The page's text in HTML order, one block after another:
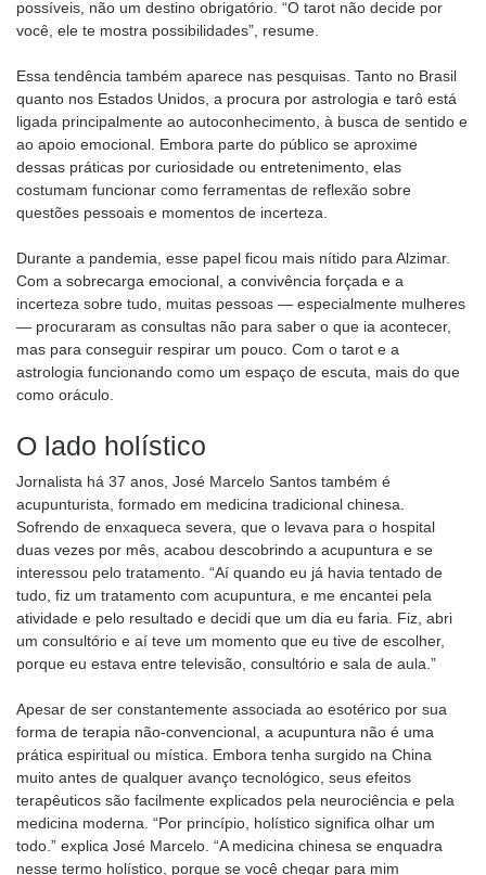
possíveis, não um destino obrigatório. “O tarot não decide por
você, ele te mostra possibilidades”, resume.
Essa tendência também aparece nas pesquisas. Tanto no Brasil
quanto nos Estados Unidos, a procura por astrologia e tarô está
ligada principalmente ao autoconhecimento, à busca de sentido e
ao apoio emocional. Embora parte do público se aproxime
dessas práticas por curiosidade ou entretenimento, elas
costumam funcionar como ferramentas de reflexão sobre
questões pessoais e momentos de incerteza.
Durante a pandemia, esse papel ficou mais nítido para Alzimar.
Com a sobrecarga emocional, a convivência forçada e a
incerteza sobre tudo, muitas pessoas — especialmente mulheres
— procuraram as consultas não para saber o que ia acontecer,
mas para conseguir respirar um pouco. Com o tarot e a
astrologia funcionando como um espaço de escuta, mais do que
como oráculo.
O lado holístico
Jornalista há 37 anos, José Marcelo Santos também é
acupunturista, formado em medicina tradicional chinesa.
Sofrendo de enxaqueca severa, que o levava para o hospital
duas vezes por mês, acabou descobrindo a acupuntura e se
interessou pelo tratamento. “Aí quando eu já havia tentado de
tudo, fiz um tratamento com acupuntura, e me encantei pela
atividade e pelo resultado e decidi que um dia eu faria. Fiz, abri
um consultório e aí teve um momento que eu tive de escolher,
porque eu estava entre televisão, consultório e sala de aula.”
Apesar de ser constantemente associada ao esotérico por sua
forma de terapia não-convencional, a acupuntura não é uma
prática espiritual ou mística. Embora tenha surgido na China
muito antes de qualquer avanço tecnológico, seus efeitos
terapêuticos são facilmente explicados pela neurociência e pela
medicina moderna. “Por princípio, holístico significa olhar um
todo.” explica José Marcelo. “A medicina chinesa se enquadra
nesse termo holístico, porque se você chegar para mim